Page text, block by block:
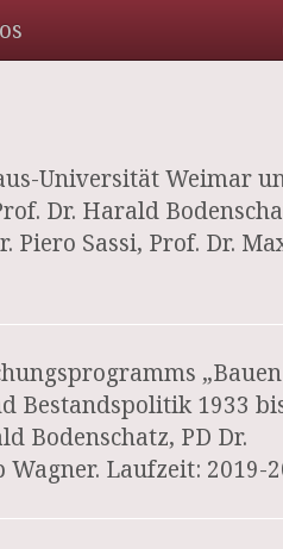
Universität Weimar
Dr. Harald
Piero Sassi, Prof. Dr.
Bestandspolitik 1933
Bodenschatz, PD Dr.
Laufzeit: 2019-